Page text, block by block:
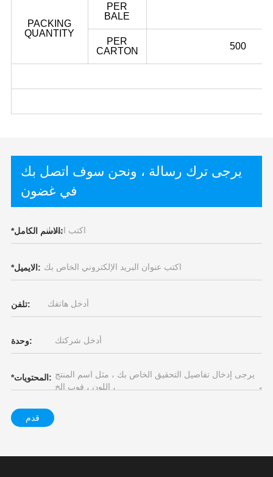
PACKING
QUANTITY
PER
BALE
PER
CARTON
500
يرجى ترك رسالة ، ونحن سوف اتصل بك
في غضون
* الاسم الكامل:
* الايميل:
تلفن:
وحدة:
* المحتويات:
قدم